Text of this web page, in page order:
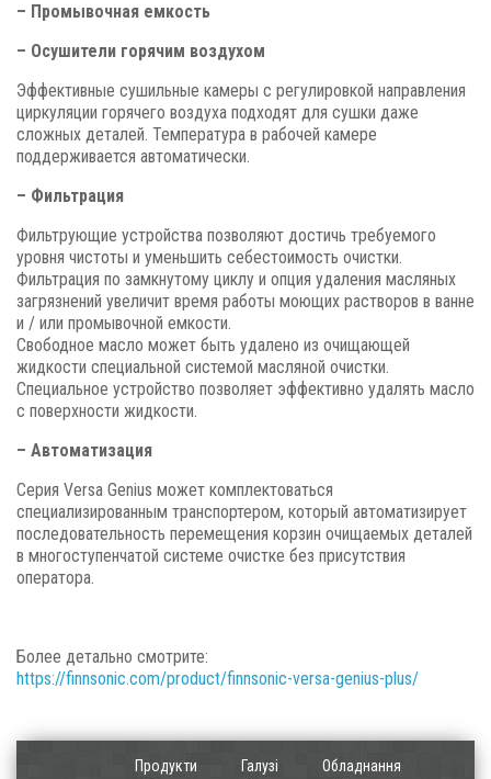
– Промывочная емкость
– Осушители горячим воздухом
Эффективные сушильные камеры с регулировкой направления
циркуляции горячего воздуха подходят для сушки даже
сложных деталей. Температура в рабочей камере
поддерживается автоматически.
– Фильтрация
Фильтрующие устройства позволяют достичь требуемого
уровня чистоты и уменьшить себестоимость очистки.
Фильтрация по замкнутому циклу и опция удаления масляных
загрязнений увеличит время работы моющих растворов в ванне
и / или промывочной емкости.
Свободное масло может быть удалено из очищающей
жидкости специальной системой масляной очистки.
Специальное устройство позволяет эффективно удалять масло
с поверхности жидкости.
– Автоматизация
Серия Versa Genius может комплектоваться
специализированным транспортером, который автоматизирует
последовательность перемещения корзин очищаемых деталей
в многоступенчатой системе очистке без присутствия
оператора.
Более детально смотрите:
https://finnsonic.com/product/finnsonic-versa-genius-plus/
Продукти Галузі
Обладнання